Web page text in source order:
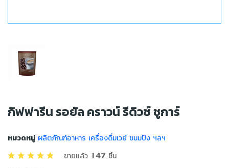
กิฟฟารีน รอยัล คราวน์ รีดิวซ์ ชูการ์
หมวดหมู่ ผลิตภัณฑ์อาหาร เครื่องดื่มเวย์ ขนมปัง ฯลฯ
ขายแล้ว 147 ชิ้น